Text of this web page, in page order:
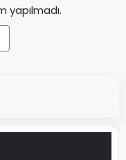
yapılmadı.